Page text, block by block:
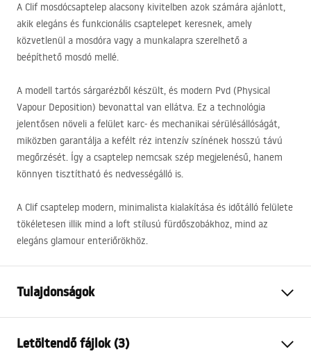
A Clif mosdócsaptelep alacsony kivitelben azok számára ajánlott,
akik elegáns és funkcionális csaptelepet keresnek, amely
közvetlenül a mosdóra vagy a munkalapra szerelhető a
beépíthető mosdó mellé.
A modell tartós sárgarézből készült, és modern Pvd (Physical
Vapour Deposition) bevonattal van ellátva. Ez a technológia
jelentősen növeli a felület karc- és mechanikai sérülésállóságát,
miközben garantálja a kefélt réz intenzív színének hosszú távú
megőrzését. Így a csaptelep nemcsak szép megjelenésű, hanem
könnyen tisztítható és nedvességálló is.
A Clif csaptelep modern, minimalista kialakítása és időtálló felülete
tökéletesen illik mind a loft stílusú fürdőszobákhoz, mind az
elegáns glamour enteriőrökhöz.
Tulajdonságok
Felszerelés
Letöltendő fájlok (3)